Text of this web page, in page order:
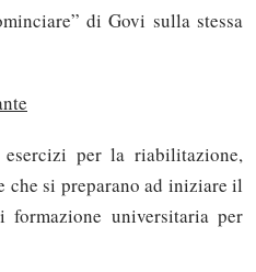
di Govi sulla stessa
per la riabilitazione,
che si preparano ad iniziare il
universitaria per